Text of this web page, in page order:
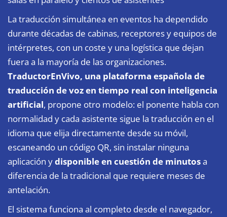
La traducción simultánea en eventos ha dependido
durante décadas de cabinas, receptores y equipos de
intérpretes, con un coste y una logística que dejan
fuera a la mayoría de las organizaciones.
TraductorEnVivo, una plataforma española de
traducción de voz en tiempo real con inteligencia
artificial, propone otro modelo: el ponente habla con
normalidad y cada asistente sigue la traducción en el
idioma que elija directamente desde su móvil,
escaneando un código QR, sin instalar ninguna
aplicación ydisponible en cuestión de minutosa
diferencia de la tradicional que requiere meses de
antelación.
El sistema funciona al completo desde el navegador,